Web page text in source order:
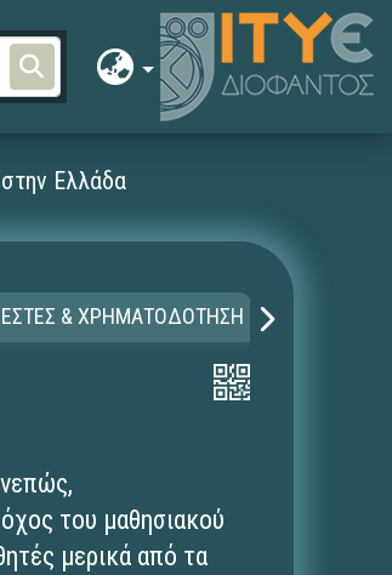
Ελλάδα
& ΧΡΗΜΑΤΟΔΟΤΗΣΗ
του μαθησιακού
μερικά από τα